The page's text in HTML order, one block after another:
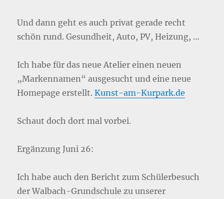
Und dann geht es auch privat gerade recht
schön rund. Gesundheit, Auto, PV, Heizung, …
Ich habe für das neue Atelier einen neuen
„Markennamen“ ausgesucht und eine neue
Homepage erstellt.Kunst-am-Kurpark.de
Schaut doch dort mal vorbei.
Ergänzung Juni 26:
Ich habe auch den Bericht zum Schülerbesuch
der Walbach-Grundschule zu unserer